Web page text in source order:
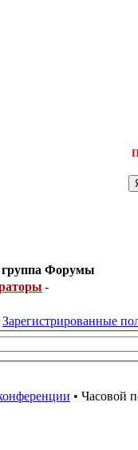
Форумы
-
Зарегистрированные
• Часовой